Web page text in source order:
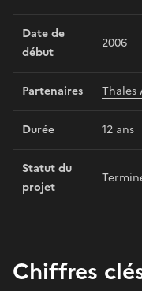
Date de
début
2006
Partenaires Thales
Durée 12 ans
Statut du
projet
Chiffres